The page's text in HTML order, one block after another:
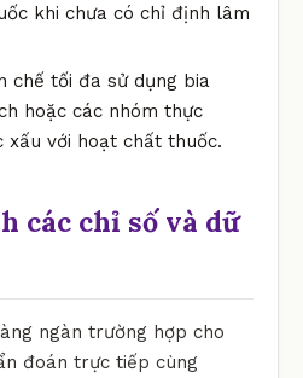
khi chưa có chỉ định lâm
chế tối đa sử dụng bia
hoặc các nhóm thực
xấu với hoạt chất thuốc.
các chỉ số và dữ
ngàn trường hợp cho
đoán trực tiếp cùng